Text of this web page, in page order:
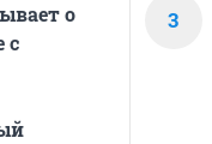
о
с
3